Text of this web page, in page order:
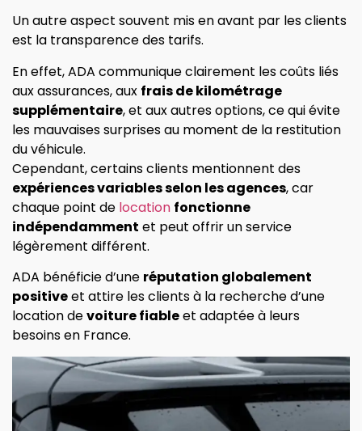
Un autre aspect souvent mis en avant par les clients
est la transparence des tarifs.
En effet, ADA communique clairement les coûts liés
aux assurances, aux frais de kilométrage
supplémentaire, et aux autres options, ce qui évite
les mauvaises surprises au moment de la restitution
du véhicule.
Cependant, certains clients mentionnent des
expériences variables selon les agences, car
chaque point de location fonctionne
indépendamment et peut offrir un service
légèrement différent.
ADA bénéficie d’une réputation globalement
positiveet attire les clients à la recherche d’une
location devoiture fiableet adaptée à leurs
besoins en France.